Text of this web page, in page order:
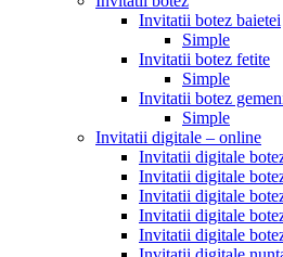
Invitatii botez baietei
Simple
Invitatii botez fetite
Simple
Invitatii botez
Simple
Invitatii digitale – online
Invitatii digitale
Invitatii digitale
Invitatii digitale
Invitatii digitale
Invitatii digitale